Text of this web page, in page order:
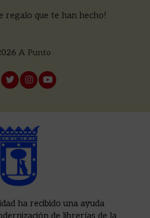
regalo que te han hecho!
A Punto
ha recibido una ayuda
de librerías de la